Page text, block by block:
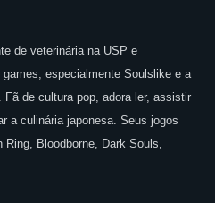
de veterinária na USP e
games, especialmente Soulslike e a
Fã de cultura pop, adora ler, assistir
a culinária japonesa. Seus jogos
Ring, Bloodborne, Dark Souls,